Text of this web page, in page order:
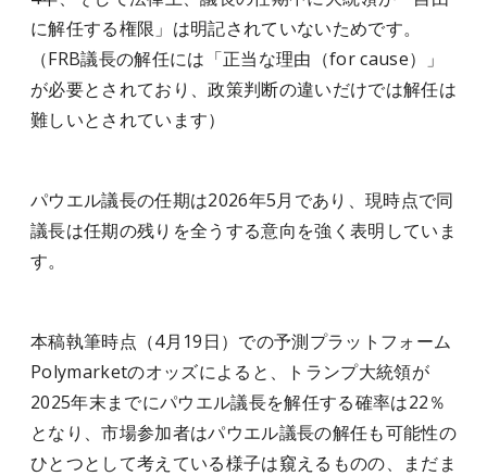
に解任する権限」は明記されていないためです。
（FRB議長の解任には「正当な理由（for cause）」
が必要とされており、政策判断の違いだけでは解任は
難しいとされています）
パウエル議長の任期は2026年5月であり、現時点で同
議長は任期の残りを全うする意向を強く表明していま
す。
本稿執筆時点（4月19日）での予測プラットフォーム
Polymarketのオッズによると、トランプ大統領が
2025年末までにパウエル議長を解任する確率は22％
となり、市場参加者はパウエル議長の解任も可能性の
ひとつとして考えている様子は窺えるものの、まだま